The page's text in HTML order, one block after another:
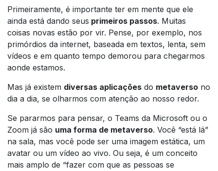
Primeiramente, é importante ter em mente que ele
ainda está dando seus primeiros passos. Muitas
coisas novas estão por vir. Pense, por exemplo, nos
primórdios da internet, baseada em textos, lenta, sem
vídeos e em quanto tempo demorou para chegarmos
aonde estamos.
Mas já existem diversas aplicações do metaverso no
dia a dia, se olharmos com atenção ao nosso redor.
Se pararmos para pensar, o Teams da Microsoft ou o
Zoom já são uma forma de metaverso. Você “está lá”
na sala, mas você pode ser uma imagem estática, um
avatar ou um vídeo ao vivo. Ou seja, é um conceito
mais amplo de “fazer com que as pessoas se